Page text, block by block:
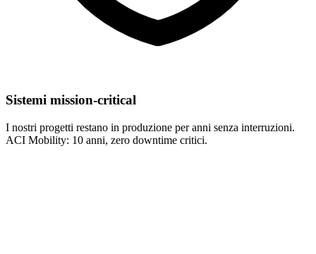
Sistemi mission-critical
I nostri progetti restano in produzione per anni senza interruzioni.
ACI Mobility: 10 anni, zero downtime critici.